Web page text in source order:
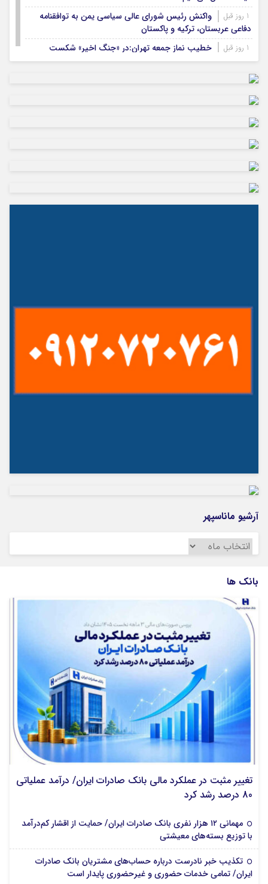
واکنش رئیس شورای عالی سیاسی یمن به توافقنامه
دفاعی عربستان، ترکیه و پاکستان
خطیب نماز جمعه تهران:در «جنگ اخیر» شکست
دیگری را به آمریکا تحمیل کردیم
1 روز قبل
می‌شود
را بی‌اثر کرده است
2 روز قبل
آرشیو ماناسپهر
آرشیو
ماناسپهر
بانک ها
تغییر مثبت در عملکرد مالی بانک صادرات ایران/ درآمد عملیاتی
80 درصد رشد کرد
مهمانی ۱۲ هزار نفری بانک صادرات ایران/ حمایت از اقشار کم‌درآمد
با توزیع بسته‌های معیشتی
تکذیب خبر نادرست درباره حساب‌های مشتریان بانک صادرات
ایران/ تمامی خدمات حضوری و غیرحضوری پایدار است